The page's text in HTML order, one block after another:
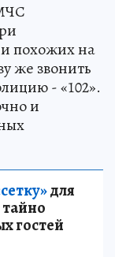
похожих на
же звонить
- «102».
и
для
гостей